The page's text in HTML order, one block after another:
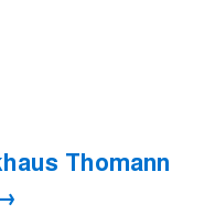
Thomann